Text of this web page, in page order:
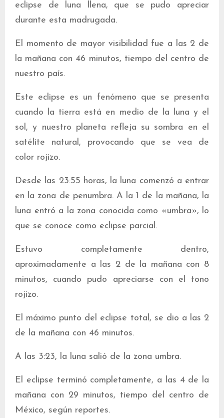
eclipse de luna llena, que se pudo apreciar
durante esta madrugada.
El momento de mayor visibilidad fue a las 2 de
la mañana con 46 minutos, tiempo del centro de
nuestro país.
Este eclipse es un fenómeno que se presenta
cuando la tierra está en medio de la luna y el
sol, y nuestro planeta refleja su sombra en el
satélite natural, provocando que se vea de
color rojizo.
Desde las 23:55 horas, la luna comenzó a entrar
en la zona de penumbra. A la 1 de la mañana, la
luna entró a la zona conocida como «umbra», lo
que se conoce como eclipse parcial.
Estuvo completamente dentro,
aproximadamente a las 2 de la mañana con 8
minutos, cuando pudo apreciarse con el tono
rojizo.
El máximo punto del eclipse total, se dio a las 2
de la mañana con 46 minutos.
A las 3:23, la luna salió de la zona umbra.
El eclipse terminó completamente, a las 4 de la
mañana con 29 minutos, tiempo del centro de
México, según reportes.